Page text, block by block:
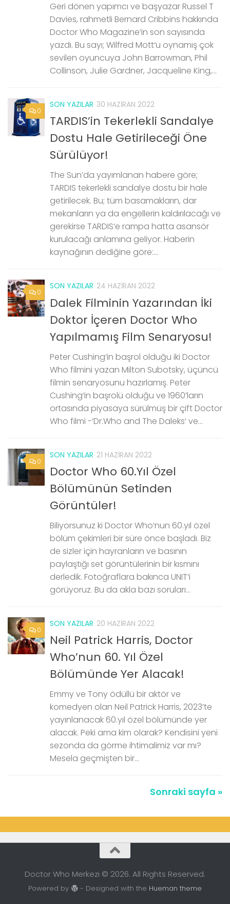
Geri dönen yapımcı ve başyazar Russel T
Davies, rahmetli Bernard Cribbins hakkında
Doctor Who Magazine‘in son sayısında
yazdı. Bu sayı; Wilfred Mott‘u oynamış çok
sevilen oyuncuya John Barrowman, Phil
Collinson, Julie Gardner, Jacqueline King,...
0
SON YAZILAR 30 HAZIRAN 2022
TARDIS’in Tekerlekli Sandalye
Dostu Hale Getirileceği Öne
Sürülüyor!
The Sun’da yayımlanan habere göre;
TARDIS tekerlekli sandalye dostu bir hale
getirilecek. Bu; tüm basamakların, dar
mekanların ya da engellerin kaldırılacağı ve
gerekirse TARDIS‘e rampa hatta asansör
kurulacağı anlamına geliyor. Haberin
kaynağının dediğine göre:...
0
SON YAZILAR 24 HAZIRAN 2022
Dalek Filminin Yazarından İki
Doktor İçeren Doctor Who
Yapılmamış Film Senaryosu!
Peter Cushing‘in başrol olduğu iki Doctor
Who filmini yazan Milton Subotsky, üçüncü
filmin senaryosunu hazırlamış. Peter
Cushing‘in başrolü olduğu ve 1960’ların
ortasında piyasaya sürülmüş bir çift Doctor
Who filmi -‘Dr.Who and The Daleks‘ ve...
0
SON YAZILAR 21 HAZIRAN 2022
Doctor Who 60.Yıl Özel
Bölümünün Setinden
Görüntüler!
Biliyorsunuz ki Doctor Who‘nun 60.yıl özel
bölüm çekimleri bir süre önce başladı. Biz
de sizler için hayranların ve basının
paylaştığı set görüntülerinin bir kısmını
derledik. Fotoğraflara bakınca UNIT‘i
görüyoruz. Bu da akla bazı soruları...
0
SON YAZILAR 20 HAZIRAN 2022
Neil Patrick Harris, Doctor
Who’nun 60. Yıl Özel
Bölümünde Yer Alacak!
Emmy ve Tony ödüllü bir aktör ve
komedyen olan Neil Patrick Harris, 2023’te
yayınlanacak 60.yıl özel bölümünde yer
alacak. Peki ama kim olarak? Kendisini yeni
sezonda da görme ihtimalimiz var mı?
Mesela geçmişten bir...
Sonraki sayfa »
Doctor Who Merkezi © 2026. All Rights Reserved.
Powered by - Designed with the Hueman theme